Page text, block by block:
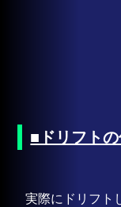
■ドリフト
実際にドリフト